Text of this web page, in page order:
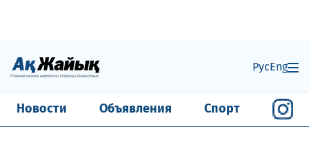
РусEng
Новости Объявления Спорт